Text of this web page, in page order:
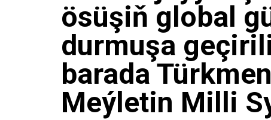
ösüşiň global
durmuşa
barada
Meýletin Milli